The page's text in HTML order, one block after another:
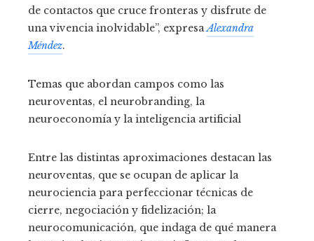
de contactos que cruce fronteras y disfrute de
una vivencia inolvidable”, expresaAlexandra
Méndez.
Temas que abordan campos como las
neuroventas, el neurobranding, la
neuroeconomía y la inteligencia artificial
Entre las distintas aproximaciones destacan las
neuroventas, que se ocupan de aplicar la
neurociencia para perfeccionar técnicas de
cierre, negociación y fidelización; la
neurocomunicación, que indaga de qué manera